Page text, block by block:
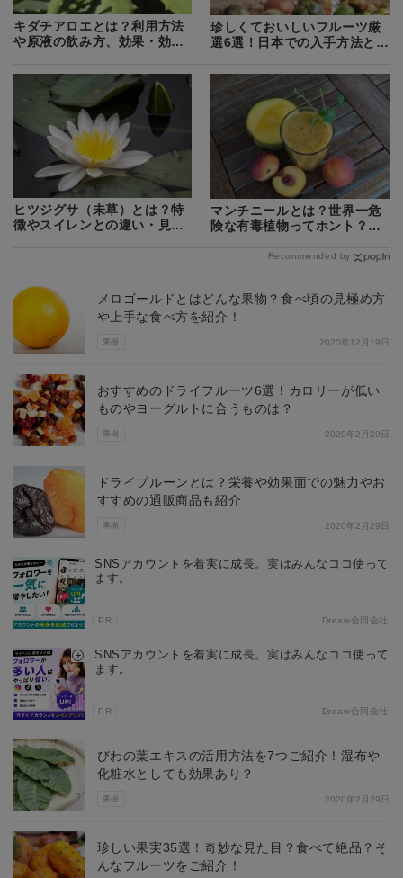
キダチアロエとは？利用方法
や原液の飲み方、効果・効能
珍しくておいしいフルーツ厳
選6選！日本での入手方法と食
ヒツジグサ（未草）とは？特
徴やスイレンとの違い・見分
マンチニールとは？世界一危
険な有毒植物ってホント？成
Recommended by
果樹
メロゴールドとはどんな果物？食べ頃の見極め方
や上手な食べ方を紹介！
2020年12月19日
果樹
おすすめのドライフルーツ6選！カロリーが低い
ものやヨーグルトに合うものは？
2020年2月29日
果樹
ドライプルーンとは？栄養や効果面での魅力やお
すすめの通販商品も紹介
2020年2月29日
SNSアカウントを着実に成長。実はみんなココ使って
ます。
PR Dreaw合同会社
SNSアカウントを着実に成長。実はみんなココ使って
ます。
PR Dreaw合同会社
果樹
びわの葉エキスの活用方法を7つご紹介！湿布や
化粧水としても効果あり？
2020年2月29日
珍しい果実35選！奇妙な見た目？食べて絶品？そ
んなフルーツをご紹介！